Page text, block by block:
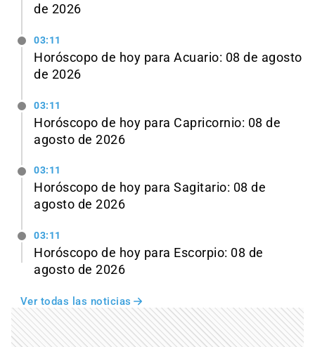
de 2026
03:11
Horóscopo de hoy para Acuario: 08 de agosto
de 2026
03:11
Horóscopo de hoy para Capricornio: 08 de
agosto de 2026
03:11
Horóscopo de hoy para Sagitario: 08 de
agosto de 2026
03:11
Horóscopo de hoy para Escorpio: 08 de
agosto de 2026
Ver todas las noticias